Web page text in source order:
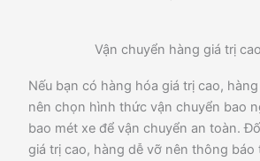
Vận chuyển hàng giá trị
Nếu bạn có hàng hóa giá trị cao,
nên chọn hình thức vận chuyển bao
bao mét xe để vận chuyển an toàn.
giá trị cao, hàng dễ vỡ nên thông